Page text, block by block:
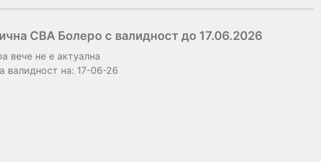
CBA Болеро с валидност до 17.06.2026
вече не е актуална
валидност на: 17-06-26